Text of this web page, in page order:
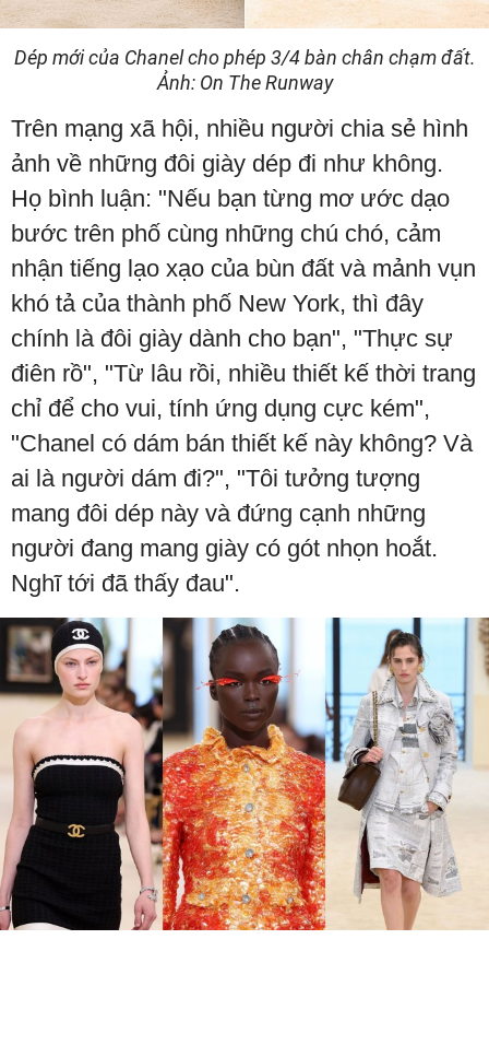
Dép mới của Chanel cho phép 3/4 bàn chân chạm đất.
Ảnh: On The Runway
Trên mạng xã hội, nhiều người chia sẻ hình
ảnh về những đôi giày dép đi như không.
Họ bình luận: "Nếu bạn từng mơ ước dạo
bước trên phố cùng những chú chó, cảm
nhận tiếng lạo xạo của bùn đất và mảnh vụn
khó tả của thành phố New York, thì đây
chính là đôi giày dành cho bạn", "Thực sự
điên rồ", "Từ lâu rồi, nhiều thiết kế thời trang
chỉ để cho vui, tính ứng dụng cực kém",
"Chanel có dám bán thiết kế này không? Và
ai là người dám đi?", "Tôi tưởng tượng
mang đôi dép này và đứng cạnh những
người đang mang giày có gót nhọn hoắt.
Nghĩ tới đã thấy đau".